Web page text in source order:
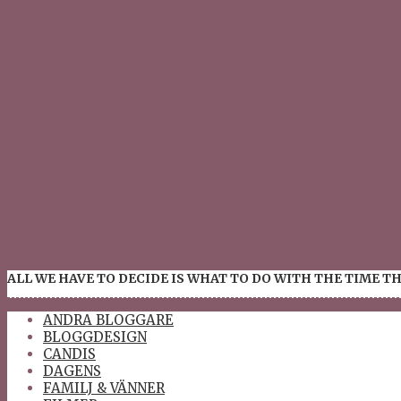
ALL WE HAVE TO DECIDE IS WHAT TO DO WITH THE TIME
ANDRA BLOGGARE
BLOGGDESIGN
CANDIS
DAGENS
FAMILJ & VÄNNER